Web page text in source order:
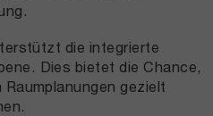
die integrierte
Dies bietet die Chance,
gezielt